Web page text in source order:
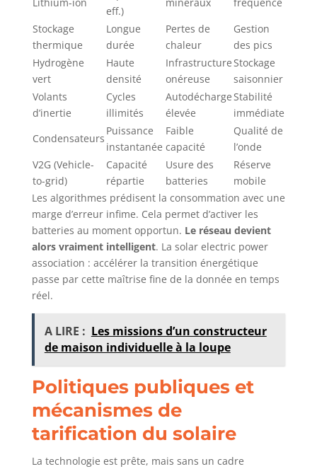
Lithium-ion
eff.)
minéraux
fréquence
Stockage
thermique
Longue
durée
Pertes de
chaleur
Gestion
des pics
Hydrogène
vert
Haute
densité
Infrastructure
onéreuse
Stockage
saisonnier
Volants
d’inertie
Cycles
illimités
Autodécharge
élevée
Stabilité
immédiate
Condensateurs
Puissance
instantanée
Faible
capacité
Qualité de
l’onde
V2G (Vehicle-
to-grid)
Capacité
répartie
Usure des
batteries
Réserve
mobile
Les algorithmes prédisent la consommation avec une
marge d’erreur infime. Cela permet d’activer les
batteries au moment opportun. Le réseau devient
alors vraiment intelligent. La solar electric power
association : accélérer la transition énergétique
passe par cette maîtrise fine de la donnée en temps
réel.
A LIRE : Les missions d’un constructeur
de maison individuelle à la loupe
Politiques publiques et
mécanismes de
tarification du solaire
La technologie est prête, mais sans un cadre